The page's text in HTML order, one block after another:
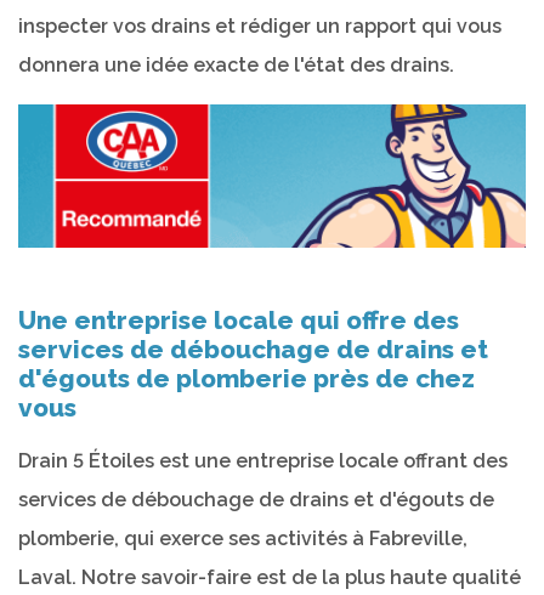
inspecter vos drains et rédiger un rapport qui vous
donnera une idée exacte de l'état des drains.
Une entreprise locale qui offre des
services de débouchage de drains et
d'égouts de plomberie près de chez
vous
Drain 5 Étoiles est une entreprise locale offrant des
services de débouchage de drains et d'égouts de
plomberie, qui exerce ses activités à Fabreville,
Laval. Notre savoir-faire est de la plus haute qualité